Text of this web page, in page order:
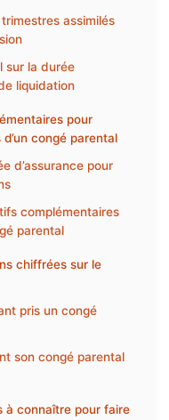
assimilés
sur la durée
liquidation
pour
congé parental
d’assurance pour
complémentaires
parental
chiffrées sur le
pris un congé
son congé parental
à connaître pour faire